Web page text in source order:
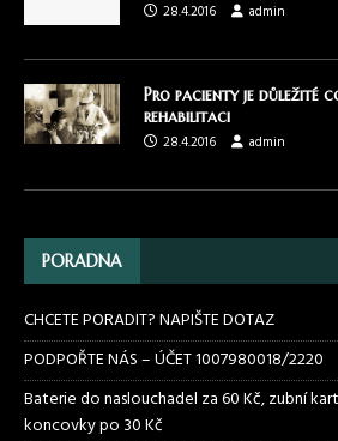
28.4.2016
admin
Pro pacienty je důležité
rehabilitaci
28.4.2016
admin
PORADNA
CHCETE PORADIT? NAPIŠTE DOTAZ
PODPOŘTE NÁS – ÚČET 1007980018/2220
Baterie do naslouchadel za 60 Kč, zubní
koncovky po 30 Kč